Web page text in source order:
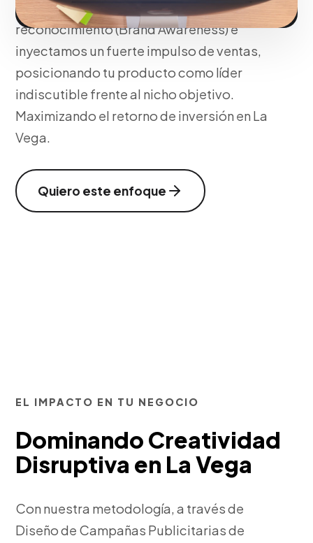
generamos picos drásticos de
reconocimiento (Brand Awareness) e
inyectamos un fuerte impulso de ventas,
posicionando tu producto como líder
indiscutible frente al nicho objetivo.
Maximizando el retorno de inversión en La
Vega.
Quiero este enfoque
EL IMPACTO EN TU NEGOCIO
Dominando Creatividad
Disruptiva en La Vega
Con nuestra metodología, a través de
Diseño de Campañas Publicitarias de